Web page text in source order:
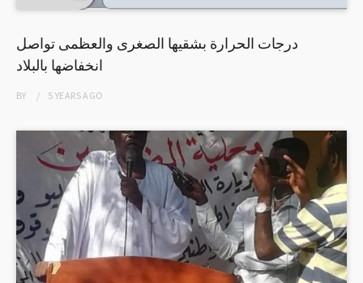
درجات الحرارة بشقيها الصغرى والعظمى تواصل
انخفاضها بالبلاد
BY 5 YEARSAGO